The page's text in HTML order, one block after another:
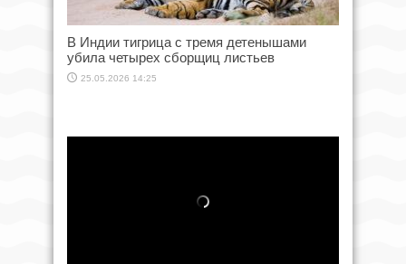
В Индии тигрица с тремя детенышами
убила четырех сборщиц листьев
25.05.2026 14:25